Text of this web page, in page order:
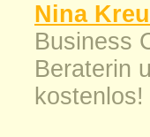
Nina
Business
Beraterin
kostenlos!